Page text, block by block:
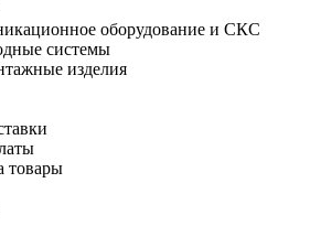
оборудование и СКС
системы
изделия
товары